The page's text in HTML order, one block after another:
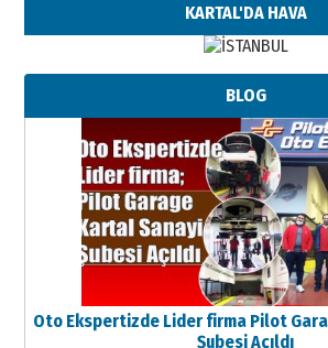
KARTAL'DA HAVA
BLOG
Oto Ekspertizde Lider firma Pilot
Şubesi Açıldı